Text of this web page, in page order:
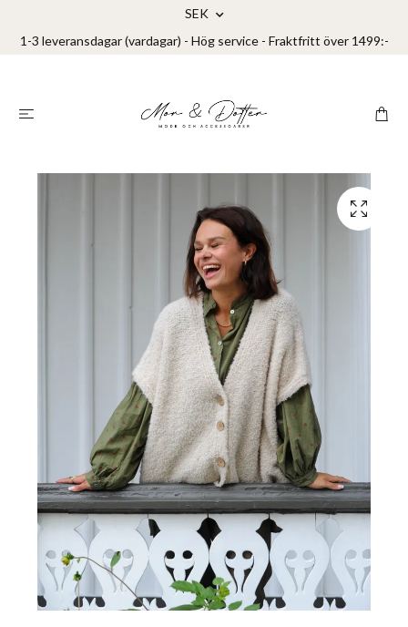
SEK
1-3 leveransdagar (vardagar) - Hög service - Fraktfritt över 1499:-